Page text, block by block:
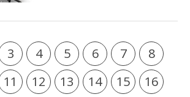
3 4 5 6 7
8
11 12 13 14 15
16